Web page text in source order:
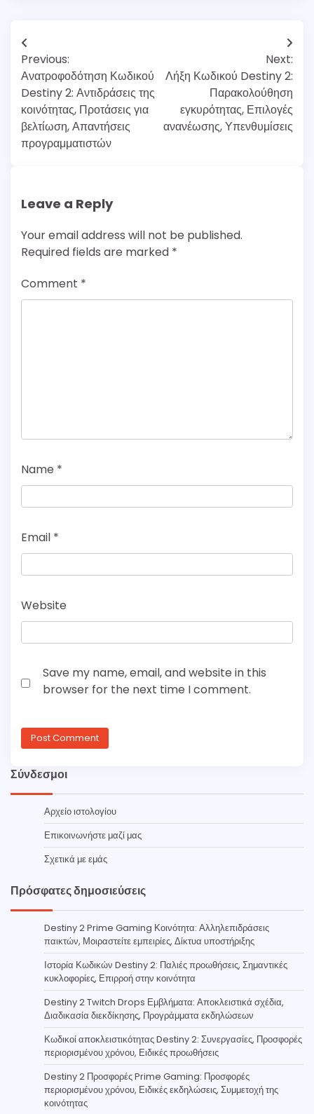
Post
navigation
Previous:
Ανατροφοδότηση Κωδικού
Destiny 2: Αντιδράσεις της
κοινότητας, Προτάσεις για
βελτίωση, Απαντήσεις
προγραμματιστών
Next:
Λήξη Κωδικού Destiny 2:
Παρακολούθηση
εγκυρότητας, Επιλογές
ανανέωσης, Υπενθυμίσεις
Leave a Reply
Your email address will not be published.
Required fields are marked *
Comment *
Name *
Email *
Website
Save my name, email, and website in this
browser for the next time I comment.
Σύνδεσμοι
Αρχείο ιστολογίου
Επικοινωνήστε μαζί μας
Σχετικά με εμάς
Πρόσφατες δημοσιεύσεις
Destiny 2 Prime Gaming Κοινότητα: Αλληλεπιδράσεις
παικτών, Μοιραστείτε εμπειρίες, Δίκτυα υποστήριξης
Ιστορία Κωδικών Destiny 2: Παλιές προωθήσεις, Σημαντικές
κυκλοφορίες, Επιρροή στην κοινότητα
Destiny 2 Twitch Drops Εμβλήματα: Αποκλειστικά σχέδια,
Διαδικασία διεκδίκησης, Προγράμματα εκδηλώσεων
Κωδικοί αποκλειστικότητας Destiny 2: Συνεργασίες, Προσφορές
περιορισμένου χρόνου, Ειδικές προωθήσεις
Destiny 2 Προσφορές Prime Gaming: Προσφορές
περιορισμένου χρόνου, Ειδικές εκδηλώσεις, Συμμετοχή της
κοινότητας